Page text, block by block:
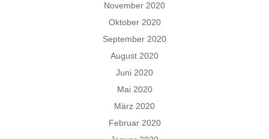
November 2020
Oktober 2020
September 2020
August 2020
Juni 2020
Mai 2020
März 2020
Februar 2020